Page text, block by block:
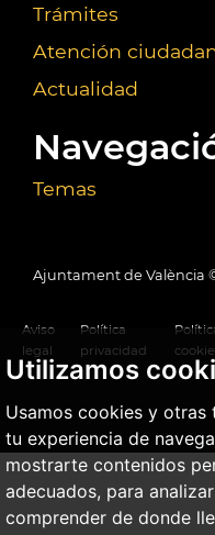
Utilizamos
Usamos cookies y otras
tu experiencia de
mostrarte contenidos
adecuados, para
comprender de donde
Trámites
Atención
Actualidad
Temas
Ajuntament de València
Aviso
legal
Política
privacidad